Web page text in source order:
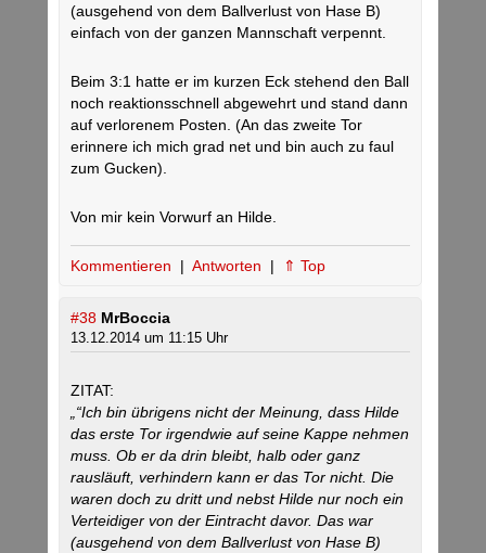
(ausgehend von dem Ballverlust von Hase B)
einfach von der ganzen Mannschaft verpennt.
Beim 3:1 hatte er im kurzen Eck stehend den Ball
noch reaktionsschnell abgewehrt und stand dann
auf verlorenem Posten. (An das zweite Tor
erinnere ich mich grad net und bin auch zu faul
zum Gucken).
Von mir kein Vorwurf an Hilde.
Kommentieren | Antworten | ⇑ Top
#38 MrBoccia
13.12.2014 um 11:15 Uhr
ZITAT:
„“Ich bin übrigens nicht der Meinung, dass Hilde
das erste Tor irgendwie auf seine Kappe nehmen
muss. Ob er da drin bleibt, halb oder ganz
rausläuft, verhindern kann er das Tor nicht. Die
waren doch zu dritt und nebst Hilde nur noch ein
Verteidiger von der Eintracht davor. Das war
(ausgehend von dem Ballverlust von Hase B)